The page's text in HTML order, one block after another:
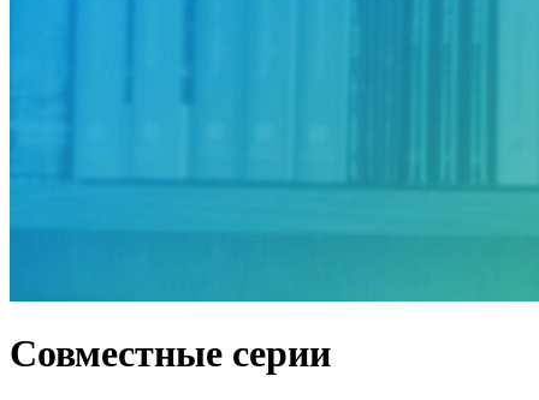
Совместные серии